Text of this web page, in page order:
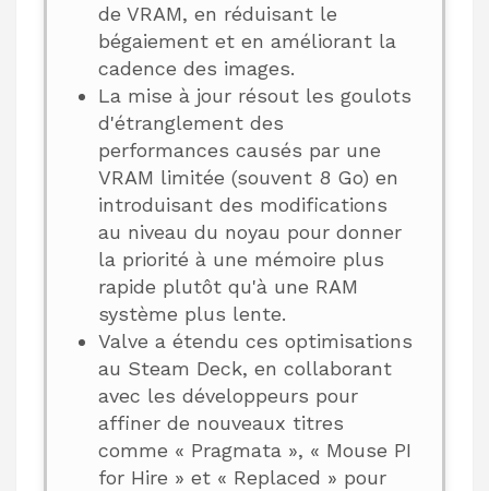
de VRAM, en réduisant le
bégaiement et en améliorant la
cadence des images.
La mise à jour résout les goulots
d'étranglement des
performances causés par une
VRAM limitée (souvent 8 Go) en
introduisant des modifications
au niveau du noyau pour donner
la priorité à une mémoire plus
rapide plutôt qu'à une RAM
système plus lente.
Valve a étendu ces optimisations
au Steam Deck, en collaborant
avec les développeurs pour
affiner de nouveaux titres
comme « Pragmata », « Mouse PI
for Hire » et « Replaced » pour